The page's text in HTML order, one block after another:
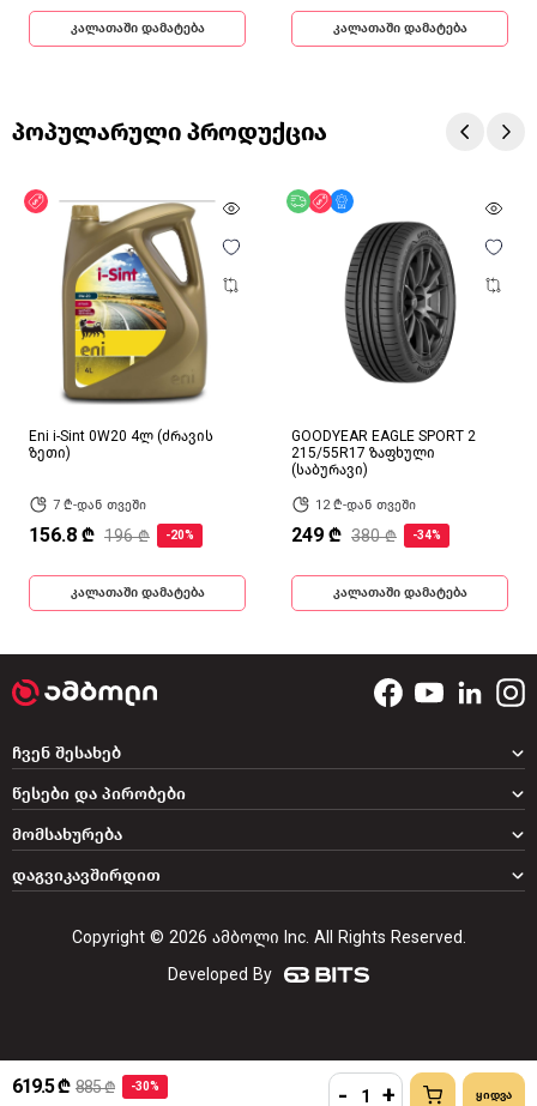
619.5 ₾ 885 ₾ -30% - +
კალათაში დამატება კალათაში დამატება
პოპულარული პროდუქცია
ფასდაკლება
Eni i-Sint 0W20 4ლ (ძრავის
ზეთი)
7 ₾-დან თვეში
156.8 ₾ 196 ₾ -20%
კალათაში დამატება
უფასო მიწოდება
ფასდაკლება
GOODYEAR EAGLE SPORT 2
215/55R17 ზაფხული
(საბურავი)
12 ₾-დან თვეში
249 ₾ 380 ₾ -34%
კალათაში დამატება
დაგვიკავშირდით
ჩვენ შესახებ
წესები და პირობები
მომსახურება
Copyright © 2026 ამბოლი Inc. All Rights Reserved.
Developed By